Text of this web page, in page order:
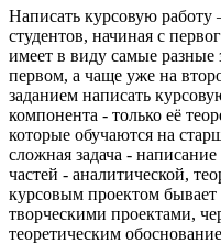
Написать курсовую работу
студентов, начиная с
имеет в виду самые разные
первом, а чаще уже на
заданием написать
компонента - только её
которые обучаются на
сложная задача -
частей - аналитической,
курсовым проектом
творческими проектами,
теоретическим